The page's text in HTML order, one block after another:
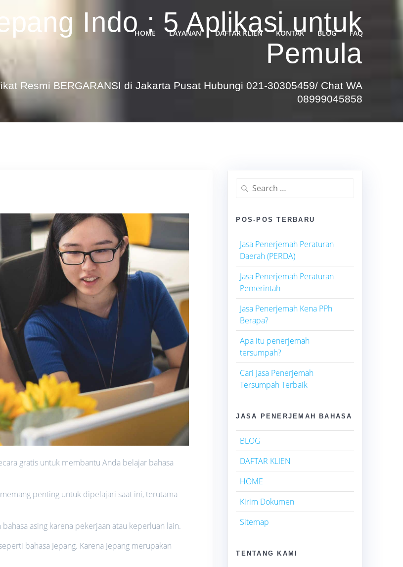
HOME LAYANAN DAFTAR KLIEN KONTAK BLOG FAQ
Indo : 5 Aplikasi untuk
Pemula
Resmi BERGARANSI di Jakarta Pusat Hubungi 021-30305459/ Chat WA
08999045858
gratis untuk membantu Anda belajar bahasa
penting untuk dipelajari saat ini, terutama
asing karena pekerjaan atau keperluan lain.
bahasa Jepang. Karena Jepang merupakan
Search
for:
POS-POS TERBARU
Jasa Penerjemah Peraturan
Daerah (PERDA)
Jasa Penerjemah Peraturan
Pemerintah
Jasa Penerjemah Kena PPh
Berapa?
Apa itu penerjemah
tersumpah?
Cari Jasa Penerjemah
Tersumpah Terbaik
JASA PENERJEMAH BAHASA
BLOG
DAFTAR KLIEN
HOME
Kirim Dokumen
Sitemap
TENTANG KAMI